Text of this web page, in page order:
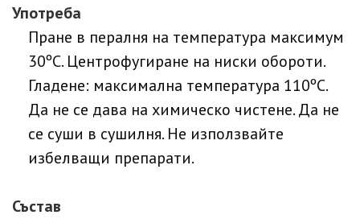
Употреба
Пране в пералня на температура максимум
30ºC. Центрофугиране на ниски обороти.
Гладене: максимална температура 110ºC.
Да не се дава на химическо чистене. Да не
се суши в сушилня. Не използвайте
избелващи препарати.
Състав